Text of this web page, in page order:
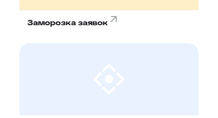
Заморозка заявок